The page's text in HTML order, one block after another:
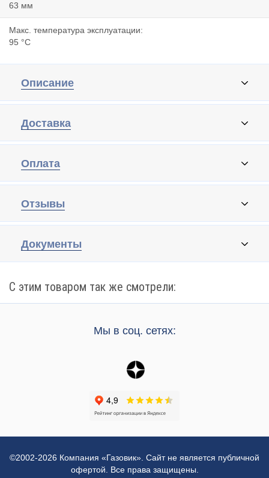
63 мм
Макс. температура эксплуатации:
95 °C
Описание
Доставка
Оплата
Отзывы
Документы
С этим товаром так же смотрели:
Мы в соц. сетях:
©2002-2026 Компания «Газовик». Сайт не является публичной
офертой. Все права защищены.